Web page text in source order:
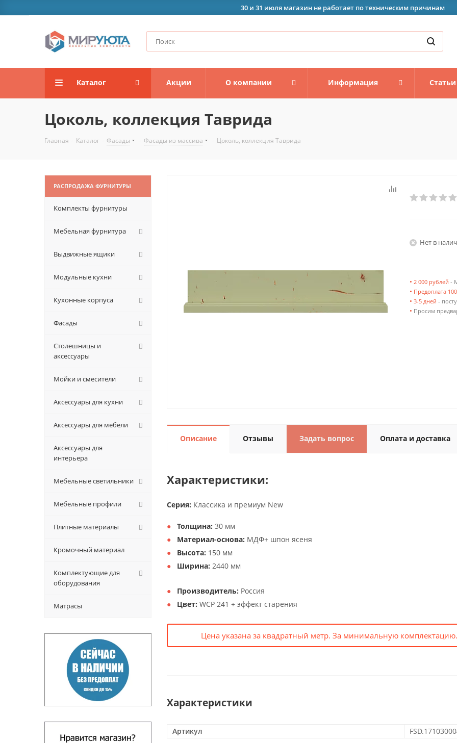
30 и 31 июля магазин не работает по техническим причинам
Каталог Акции О компании Информация Статьи
Цоколь, коллекция Таврида
Главная - Каталог - Фасады - Фасады из массива - Цоколь, коллекция Таврида
Нет в
• 2 000 рублей -
• Предоплата
• 3-5 дней -
• Просим
Описание Отзывы Задать вопрос Оплата и доставка
Характеристики:
Серия: Классика и премиум New
Толщина: 30 мм
Материал-основа: МДФ+ шпон ясеня
Высота: 150 мм
Ширина: 2440 мм
Производитель: Россия
Цвет: WCP 241 + эффект старения
Цена указана за квадратный метр. За минимальную
Характеристики
Артикул
РАСПРОДАЖА ФУРНИТУРЫ
Комплекты фурнитуры
Мебельная фурнитура
Выдвижные ящики
Модульные кухни
Кухонные корпуса
Фасады
Столешницы и
аксессуары
Мойки и смесители
Аксессуары для кухни
Аксессуары для мебели
Аксессуары для
интерьера
Мебельные светильники
Мебельные профили
Плитные материалы
Кромочный материал
Комплектующие для
оборудования
Матрасы